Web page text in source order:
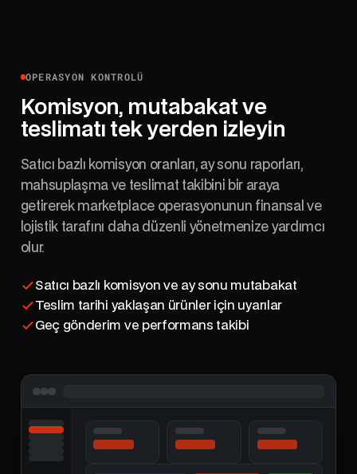
OPERASYON KONTROLÜ
Komisyon, mutabakat ve
teslimatı tek yerden izleyin
Satıcı bazlı komisyon oranları, ay sonu raporları,
mahsuplaşma ve teslimat takibini bir araya
getirerek marketplace operasyonunun finansal ve
lojistik tarafını daha düzenli yönetmenize yardımcı
olur.
Satıcı bazlı komisyon ve ay sonu mutabakat
Teslim tarihi yaklaşan ürünler için uyarılar
Geç gönderim ve performans takibi